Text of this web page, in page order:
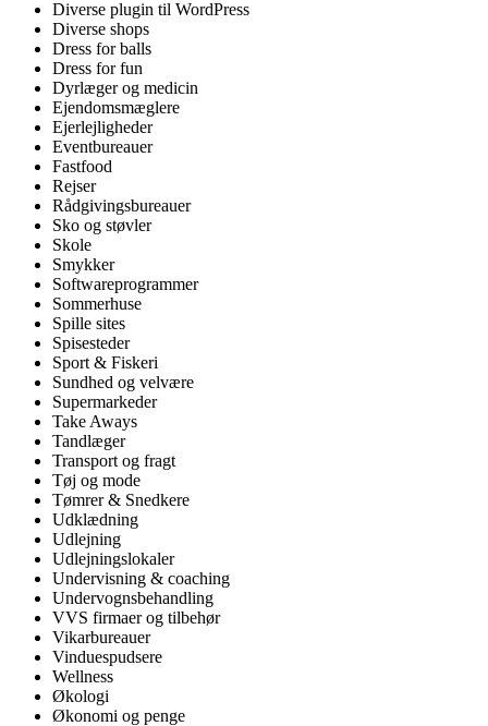
Diverse plugin til WordPress
Diverse shops
Dress for balls
Dress for fun
Dyrlæger og medicin
Ejendomsmæglere
Ejerlejligheder
Eventbureauer
Fastfood
Rejser
Rådgivingsbureauer
Sko og støvler
Skole
Smykker
Softwareprogrammer
Sommerhuse
Spille sites
Spisesteder
Sport & Fiskeri
Sundhed og velvære
Supermarkeder
Take Aways
Tandlæger
Transport og fragt
Tøj og mode
Tømrer & Snedkere
Udklædning
Udlejning
Udlejningslokaler
Undervisning & coaching
Undervognsbehandling
VVS firmaer og tilbehør
Vikarbureauer
Vinduespudsere
Wellness
Økologi
Økonomi og penge